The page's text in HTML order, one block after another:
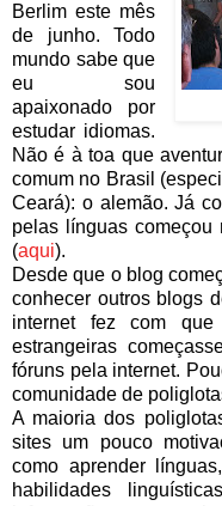
Berlim este mês
de junho. Todo
mundo sabe que
eu sou
apaixonado por
estudar idiomas.
Não é à toa que
comum no Brasil
Ceará): o alemão. Já
pelas línguas
(aqui).
Desde que o blog
conhecer outros blogs
internet fez com que
estrangeiras
fóruns pela internet.
comunidade de
A maioria dos
sites um pouco
como aprender
habilidades